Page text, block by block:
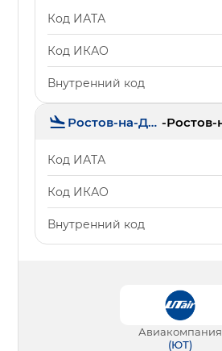
Код ИАТА
Код ИКАО
Внутренний код
Ростов-на-Дону -
Код ИАТА
Код ИКАО
Внутренний код
Авиакомпания
(ЮТ)